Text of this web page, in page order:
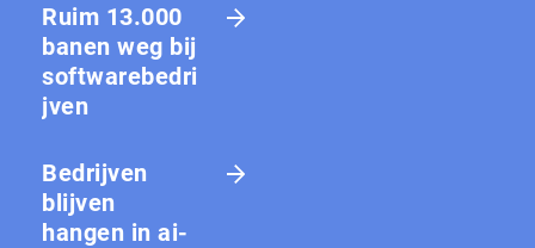
Ruim 13.000
banen weg bij
softwarebedri
jven
Bedrijven
blijven
hangen in ai-